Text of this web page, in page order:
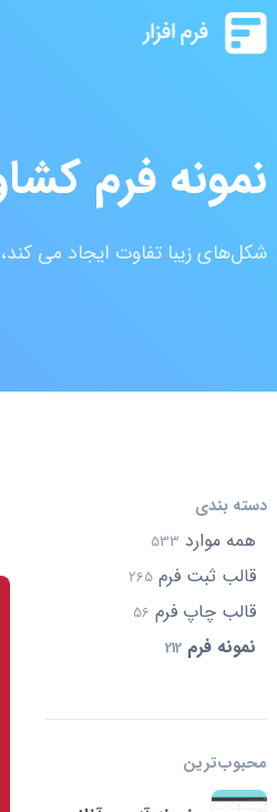
نمونه فرم
شکل‌های زیبا تفاوت ایجاد می
دسته بندی
همه موارد 533
قالب ثبت فرم 265
قالب چاپ فرم 56
نمونه فرم 212
محبوب‌ترین‌